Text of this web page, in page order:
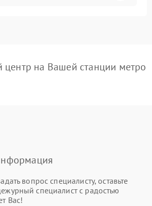
на Вашей станции метро
вопрос специалисту, оставьте
специалист с радостью
Вас!